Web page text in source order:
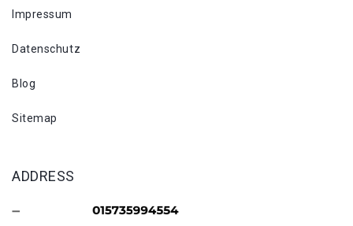
Impressum
Datenschutz
Blog
Sitemap
ADDRESS